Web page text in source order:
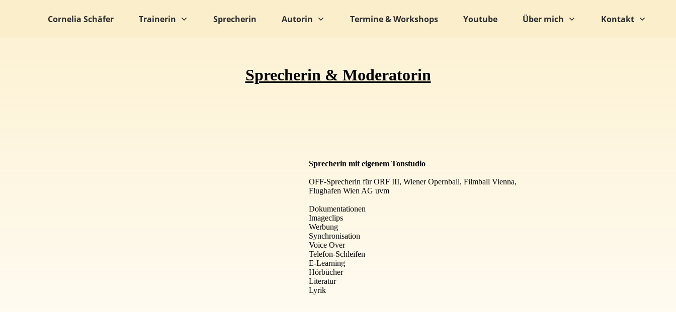
Cornelia Schäfer Trainerin Sprecherin Autorin Termine & Workshops Youtube Über mich Kontakt
Sprecherin & Moderatorin
Sprecherin mit eigenem Tonstudio
OFF-Sprecherin für ORF III, Wiener Opernball, Filmball Vienna,
Flughafen Wien AG uvm
Dokumentationen
Imageclips
Werbung
Synchronisation
Voice Over
Telefon-Schleifen
E-Learning
Hörbücher
Literatur
Lyrik